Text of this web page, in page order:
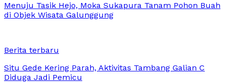
Menuju Tasik Hejo, Moka Sukapura Tanam Pohon Buah
di Objek Wisata Galunggung
Berita terbaru
Situ Gede Kering Parah, Aktivitas Tambang Galian C
Diduga Jadi Pemicu